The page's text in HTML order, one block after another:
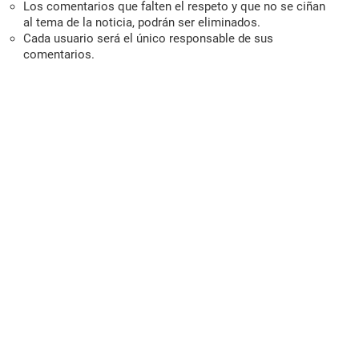
Los comentarios que falten el respeto y que no se ciñan
al tema de la noticia, podrán ser eliminados.
Cada usuario será el único responsable de sus
comentarios.